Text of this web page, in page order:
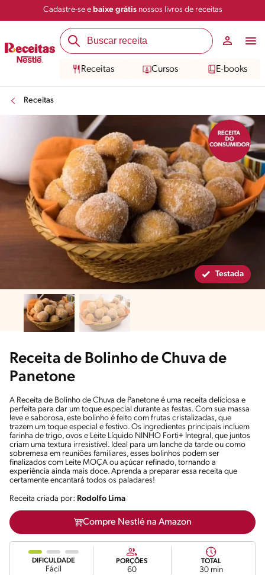
Cadastre-se e baixe grátisnossos livros de receitas
Receitas Cursos E-books
Receitas
Salvar Compartilhar
Testada
Receita de Bolinho de Chuva de
Panetone
A Receita de Bolinho de Chuva de Panetone é uma receita deliciosa e
perfeita para dar um toque especial durante as festas. Com sua massa
leve e saborosa, este bolinho é feito com frutas cristalizadas, que
trazem um toque especial e festivo. Os ingredientes principais incluem
farinha de trigo, ovos e Leite Líquido NINHO Forti+ Integral, que juntos
criam uma textura irresistível. Ideal para um lanche da tarde ou como
sobremesa em reuniões familiares, esses bolinhos podem ser
finalizados com Leite MOÇA ou açúcar refinado, tornando a
experiência ainda mais doce. Aprenda a preparar essa receita que
certamente encantará todos os paladares!
Receita criada por: Rodolfo Lima
Compre Nestlé na Amazon
DIFICULDADE
Fácil
PORÇÕES
60
TOTAL
30 min